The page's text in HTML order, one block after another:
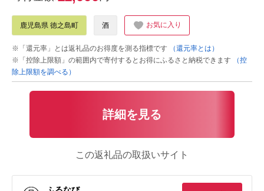
鹿児島県 徳之島町 酒 お気に入り
※「還元率」とは返礼品のお得度を測る指標です
（還元率とは）
※「控除上限額」の範囲内で寄付するとお得にふるさと納税できます
（控
除上限額を調べる）
詳細を見る
この返礼品の取扱いサイト